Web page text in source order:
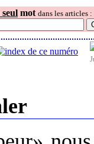
mot dans les articles :